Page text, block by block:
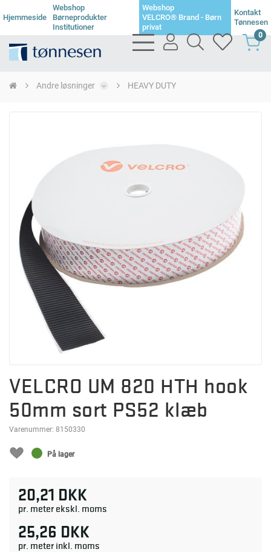
Hjemmeside
Webshop
Børneprodukter
Institutioner
Webshop
VELCRO® Brand - Børn
privat
Kontakt
Tønnesen
bars
light
user
searchheart 0
Andre løsninger HEAVY DUTY
VELCRO UM 820 HTH hook
50mm sort PS52 klæb
Varenummer: 8150330
På lager
20,21 DKK
pr. meter ekskl. moms
25,26 DKK
pr. meter inkl. moms